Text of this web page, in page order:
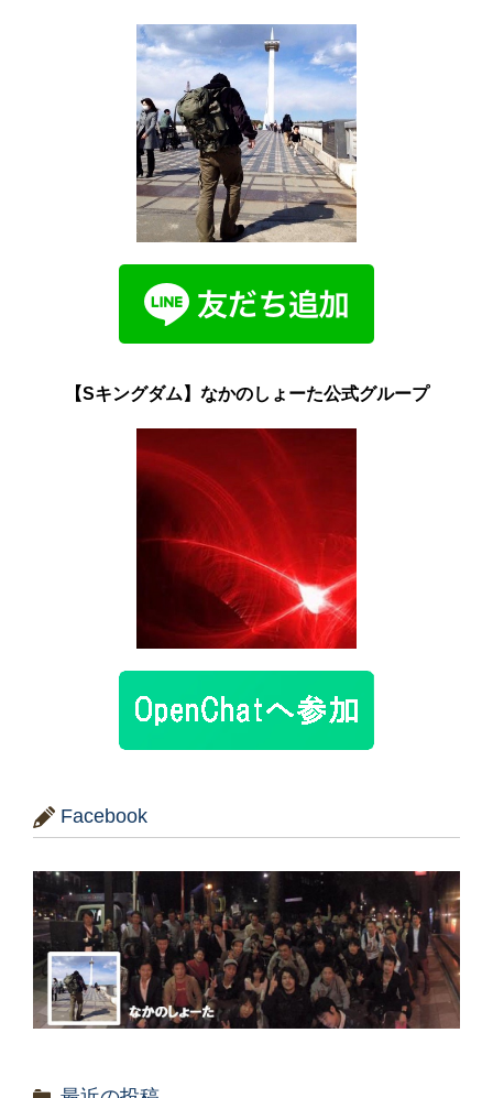
【Sキングダム】なかのしょーた公式グループ
Facebook